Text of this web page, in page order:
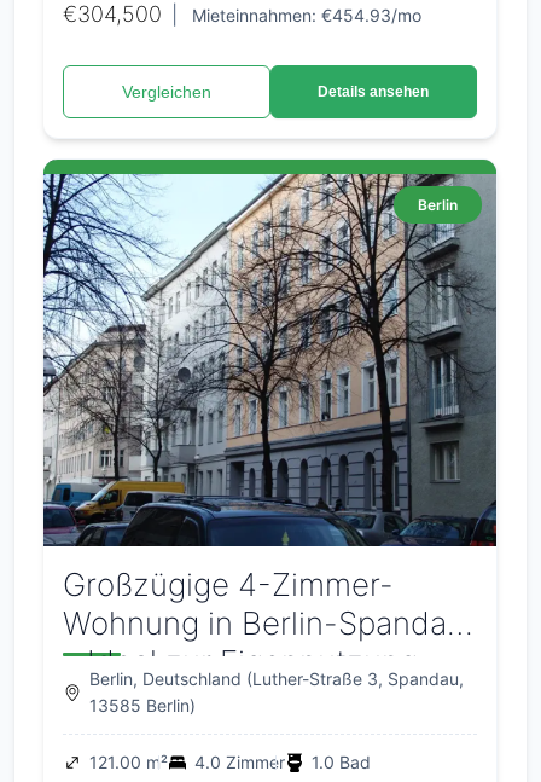
€304,500 Mieteinnahmen: €454.93/mo
Vergleichen Details ansehen
Berlin
Großzügige 4-Zimmer-
Wohnung in Berlin-Spandau
– Ideal zur Eigennutzung
Berlin, Deutschland (Luther-Straße 3, Spandau,
13585 Berlin)
121.00 m² 4.0 Zimmer 1.0 Bad